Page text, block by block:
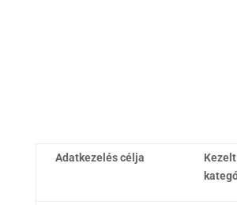
Adatkezelés célja